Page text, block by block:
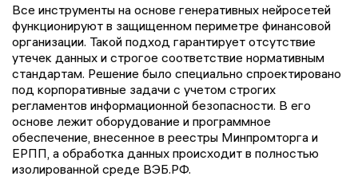
Все инструменты на основе генеративных нейросетей
функционируют в защищенном периметре финансовой
организации. Такой подход гарантирует отсутствие
утечек данных и строгое соответствие нормативным
стандартам. Решение было специально спроектировано
под корпоративные задачи с учетом строгих
регламентов информационной безопасности. В его
основе лежит оборудование и программное
обеспечение, внесенное в реестры Минпромторга и
ЕРПП, а обработка данных происходит в полностью
изолированной среде ВЭБ.РФ.